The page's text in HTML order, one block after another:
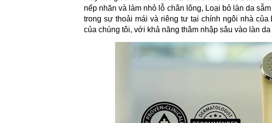
nếp nhăn và làm nhỏ lỗ chân lông, Loại bỏ làn da
trong sự thoải mái và riêng tư tại chính ngôi nhà
của chúng tôi, với khả năng thâm nhập sâu vào làn